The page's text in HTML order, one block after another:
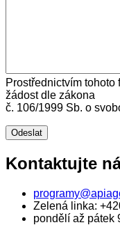
Prostřednictvím
žádost dle zákona
č. 106/1999 Sb. o
Kontaktujte
Zelená linka:
pondělí až pátek